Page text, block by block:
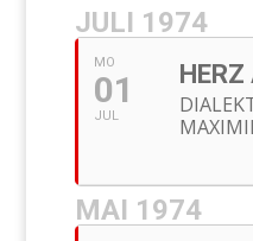
JULI 1974
MO
01
JUL
HERZ
MAI 1974